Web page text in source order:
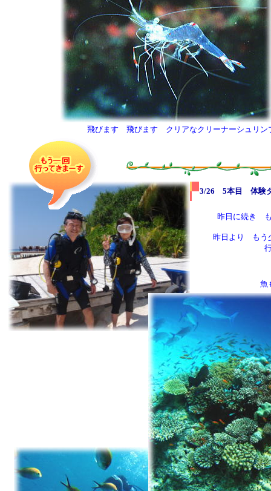
3/26 5本目 体
魚
昨日に続き
昨日より もう
飛びます 飛びます クリアなクリーナーシュリン